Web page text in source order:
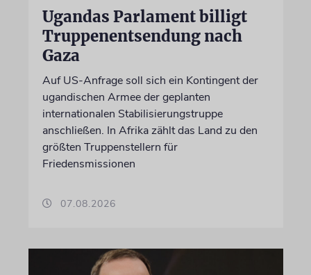
Ugandas Parlament billigt
Truppenentsendung nach
Gaza
Auf US-Anfrage soll sich ein Kontingent der
ugandischen Armee der geplanten
internationalen Stabilisierungstruppe
anschließen. In Afrika zählt das Land zu den
größten Truppenstellern für
Friedensmissionen
07.08.2026